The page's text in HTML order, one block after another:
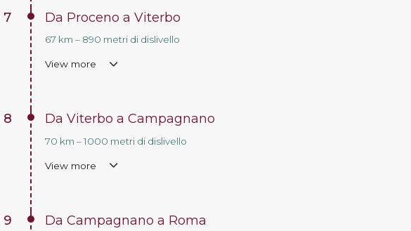
7 Da Proceno a Viterbo
67 km – 890 metri di dislivello
View more
8 Da Viterbo a Campagnano
70 km – 1000 metri di dislivello
View more
9 Da Campagnano a Roma